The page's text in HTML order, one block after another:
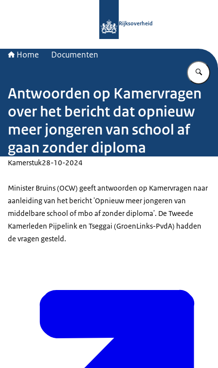
Rijksoverheid
Home Documenten
Antwoorden op Kamervragen
over het bericht dat opnieuw
meer jongeren van school af
gaan zonder diploma
Kamerstuk28-10-2024
Minister Bruins (OCW) geeft antwoorden op Kamervragen naar
aanleiding van het bericht 'Opnieuw meer jongeren van
middelbare school of mbo af zonder diploma'. De Tweede
Kamerleden Pijpelink en Tseggai (GroenLinks-PvdA) hadden
de vragen gesteld.